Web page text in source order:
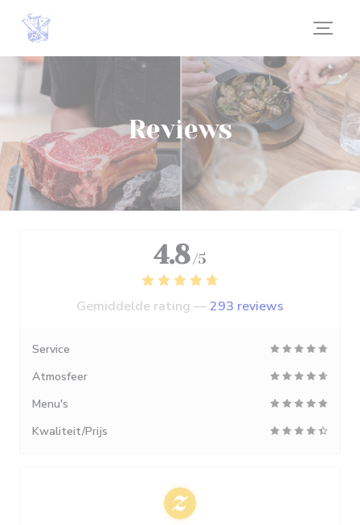
Cookies beheer paneel
Reviews
4.8 /5
Gemiddelde rating —293 reviews
Service
Atmosfeer
Menu's
Kwaliteit/Prijs